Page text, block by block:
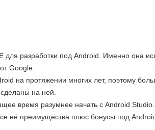
разработки под Android. Именно она
Google.
на протяжении многих лет, поэтому
на ней.
время разумнее начать с Android
её преимущества плюс бонусы под